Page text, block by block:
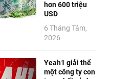
hơn 600 triệu
USD
6 Tháng Tám,
2026
Yeah1 giải thể
một công ty con